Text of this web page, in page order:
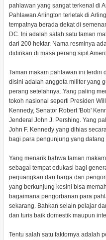
pahlawan yang sangat terkenal di
Pahlawan Arlington terletak di
tempatnya berada dekat di
DC. Ini adalah salah satu taman
dari 200 hektar. Nama resminya
didirikan di masa perang sipil
Taman makam pahlawan ini terdiri
disini adalah anggota militer yang
perang setelahnya. Yang paling
tokoh nasional seperti Presiden
Kennedy, Senator Robert 'Bob'
Jenderal John J. Pershing. Yang
John F. Kennedy yang dihias
bagi para pengunjung yang datang
Yang menarik bahwa taman
sebagai tempat edukasi bagi
perjuangkan dan harga dari
yang berkunjung kesini bisa
bagaimana pengorbanan para
sekarang. Bahkan selain pelajar
dan turis baik domestik maupun
Tentu salah satu faktornya adalah